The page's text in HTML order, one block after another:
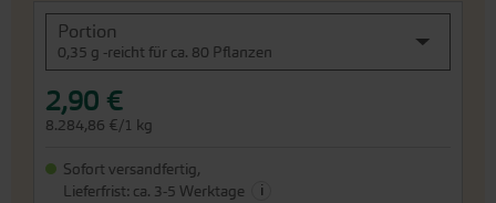
Portion
0,35 g -reicht für ca. 80 Pflanzen
2,90 €
8.284,86 €/1 kg
Sofort versandfertig,
Lieferfrist: ca. 3-5 Werktage
i
An
Beginn
der
Bildergalerie
springen